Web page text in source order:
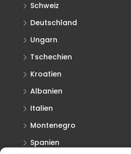
Schweiz
Deutschland
Ungarn
Tschechien
Kroatien
Albanien
Italien
Montenegro
Spanien